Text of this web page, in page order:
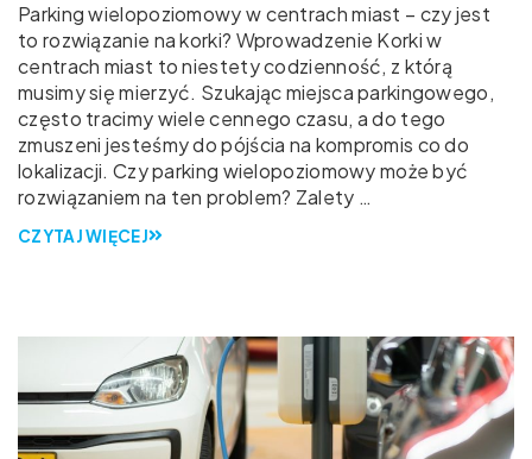
Parking wielopoziomowy w centrach miast – czy jest
to rozwiązanie na korki? Wprowadzenie Korki w
centrach miast to niestety codzienność, z którą
musimy się mierzyć. Szukając miejsca parkingowego,
często tracimy wiele cennego czasu, a do tego
zmuszeni jesteśmy do pójścia na kompromis co do
lokalizacji. Czy parking wielopoziomowy może być
rozwiązaniem na ten problem? Zalety …
CZYTAJ WIĘCEJ